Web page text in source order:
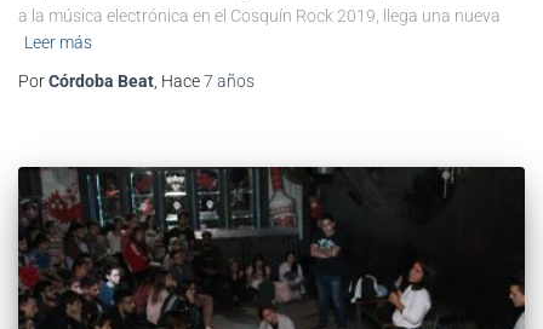
a la música electrónica en el Cosquín Rock 2019, llega una nueva
Leer más
PorCórdoba Beat , Hace7 años